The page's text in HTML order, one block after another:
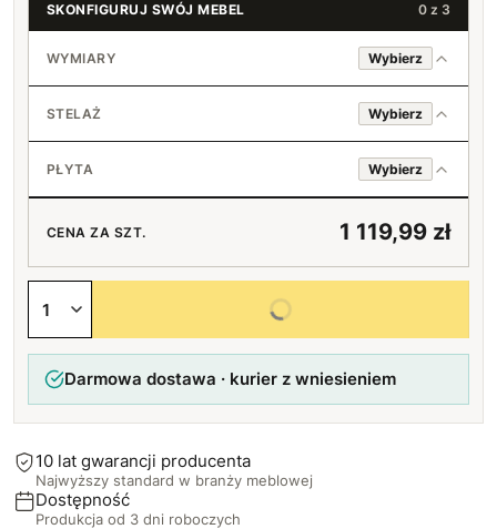
SKONFIGURUJ SWÓJ MEBEL 0 z 3
WYMIARY Wybierz
120 x 200 cm
140 x 200 cm +40 zł
180 x 200 cm +440 zł
STELAŻ Wybierz
Nie
+48 zł
PŁYTA Wybierz
standard 18 mm
pogrubiona 36 mm
CENA ZA SZT. 1 119,99 zł
Wybierz wszystkie opcje
Darmowa dostawa · kurier z wniesieniem
10 lat gwarancji producenta
Najwyższy standard w branży meblowej
Dostępność
Produkcja od 3 dni roboczych